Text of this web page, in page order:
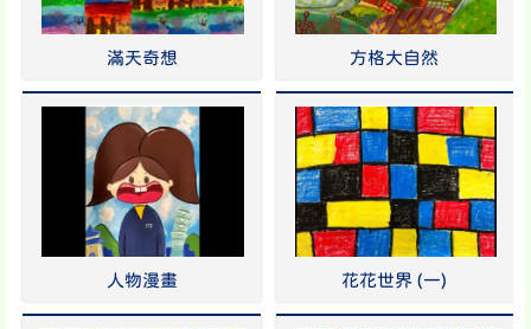
滿天奇想 方格大自然
人物漫畫 花花世界 (一)